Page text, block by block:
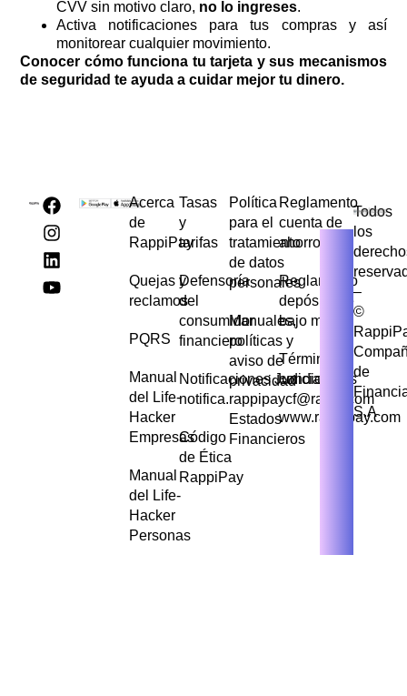
CVV sin motivo claro, no lo ingreses.
Activa notificaciones para tus compras y así
monitorear cualquier movimiento.
Conocer cómo funciona tu tarjeta y sus mecanismos
de seguridad te ayuda a cuidar mejor tu dinero.
Acerca
de
RappiPay
Quejas y
reclamos
PQRS
Manual
del Life-
Hacker
Empresas
Manual
del Life-
Hacker
Personas
Tasas
y
tarifas
Defensoría
del
consumidor
financiero
Notificaciones Judiciales
notifica.rappipaycf@rappi.com
Código
de Ética
RappiPay
Política
para el
tratamiento
de datos
personales
Manuales,
políticas y
aviso de
privacidad
Estados
Financieros
Reglamento
cuenta de
ahorros
Reglamento
depósito de
bajo monto
Términos y
condiciones
www.rappipay.com
Todos
los
–
©
de
S.A